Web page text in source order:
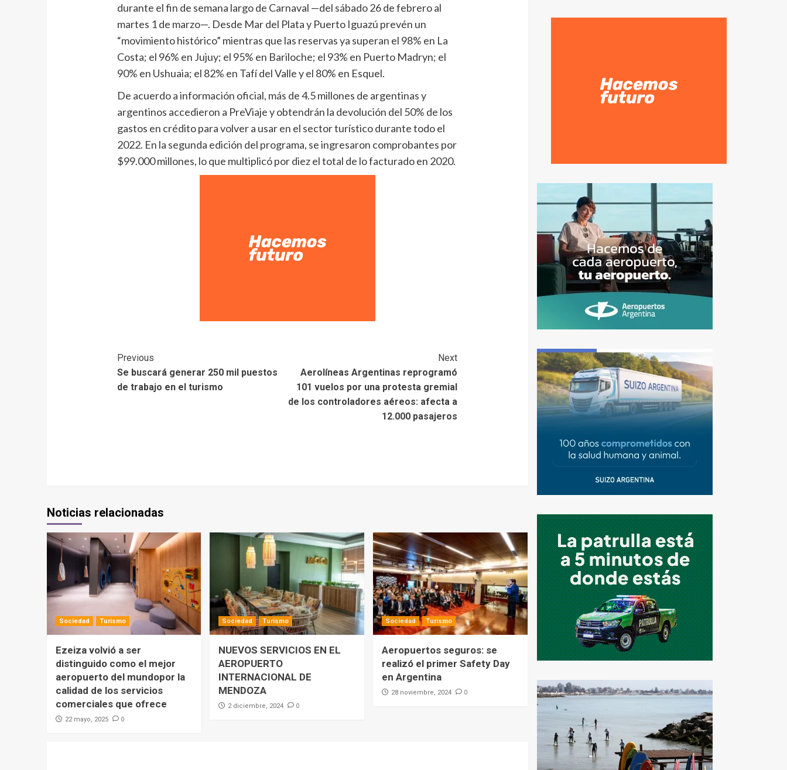
durante el fin de semana largo de Carnaval —del sábado 26 de febrero al
martes 1 de marzo—. Desde Mar del Plata y Puerto Iguazú prevén un
“movimiento histórico” mientras que las reservas ya superan el 98% en La
Costa; el 96% en Jujuy; el 95% en Bariloche; el 93% en Puerto Madryn; el
90% en Ushuaia; el 82% en Tafí del Valle y el 80% en Esquel.
De acuerdo a información oficial, más de 4.5 millones de argentinas y
argentinos accedieron a PreViaje y obtendrán la devolución del 50% de los
gastos en crédito para volver a usar en el sector turístico durante todo el
2022. En la segunda edición del programa, se ingresaron comprobantes por
$99.000 millones, lo que multiplicó por diez el total de lo facturado en 2020.
Previous
Se buscará generar 250 mil puestos
de trabajo en el turismo
Next
Aerolíneas Argentinas reprogramó
101 vuelos por una protesta gremial
de los controladores aéreos: afecta a
12.000 pasajeros
Noticias relacionadas
Sociedad Turismo
Ezeiza volvió a ser
distinguido como el mejor
aeropuerto del mundopor la
calidad de los servicios
comerciales que ofrece
22 mayo, 2025 0
Sociedad Turismo
NUEVOS SERVICIOS EN EL
AEROPUERTO
INTERNACIONAL DE
MENDOZA
2 diciembre, 2024 0
Sociedad Turismo
Aeropuertos seguros: se
realizó el primer Safety Day
en Argentina
28 noviembre, 2024 0